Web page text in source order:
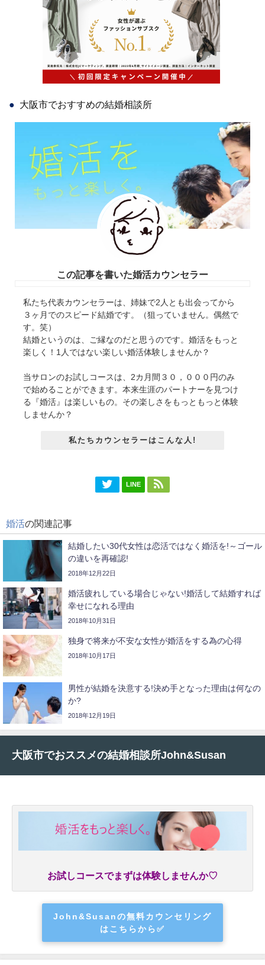
大阪市でおすすめの結婚相談所
この記事を書いた婚活カウンセラー
私たち代表カウンセラーは、姉妹で2人とも出会ってから
３ヶ月でのスピード結婚です。（狙っていません。偶然で
す。笑）
結婚というのは、ご縁なのだと思うのです。婚活をもっと
楽しく！1人ではない楽しい婚活体験しませんか？
当サロンのお試しコースは、2カ月間３０，０００円のみ
で始めることができます。本来生涯のパートナーを見つけ
る『婚活』は楽しいもの。その楽しさをもっともっと体験
しませんか？
私たちカウンセラーはこんな人!
LINE
婚活の関連記事
結婚したい30代女性は恋活ではなく婚活を!～ゴール
の違いを再確認!
2018年12月22日
婚活疲れしている場合じゃない!婚活して結婚すれば
幸せになれる理由
2018年10月31日
独身で将来が不安な女性が婚活をする為の心得
2018年10月17日
男性が結婚を決意する!決め手となった理由は何なの
か?
2018年12月19日
大阪市でおススメの結婚相談所John&Susan
お試しコースでまずは体験しませんか♡
John&Susanの無料カウンセリング
はこちらから✅